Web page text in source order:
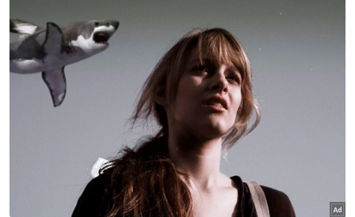
Polis turut memaklumkan bahawa mereka
sedang mengesan waris mangsa yang
dipercayai telah berhijrah ke Singapura.
Artikel Berkaitan:
Lebih 30 jam hilang, Aidil ditemui terbaring dalam
Wanita ditemui mati dalam tandas
Misteri kebakaran bersiri di Baling akhirnya terjawab